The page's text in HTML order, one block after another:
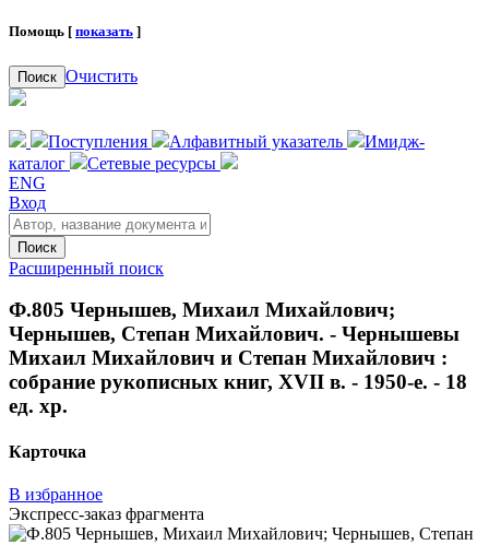
Помощь [ показать ]
Поиск Очистить
Поступления Алфавитный указатель
Имидж-
каталог
Сетевые ресурсы
ENG
Вход
Поиск
Расширенный поиск
Ф.805 Чернышев, Михаил Михайлович;
Чернышев, Степан Михайлович. - Чернышевы
Михаил Михайлович и Степан Михайлович :
собрание рукописных книг, XVII в. - 1950-е. - 18
ед. хр.
Карточка
В избранное
Экспресс-заказ фрагмента